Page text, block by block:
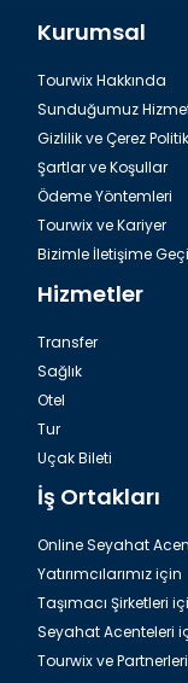
Kurumsal
Tourwix Hakkında
Sunduğumuz
Gizlilik ve Çerez
Şartlar ve Koşullar
Ödeme Yöntemleri
Tourwix ve Kariyer
Bizimle İletişime
Hizmetler
Transfer
Sağlık
Otel
Tur
Uçak Bileti
İş Ortakları
Online Seyahat
Yatırımcılarımız için
Taşımacı Şirketleri
Seyahat Acenteleri
Tourwix ve Partnerleri